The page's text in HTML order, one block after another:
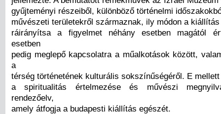
gyűjteményi részeiből, különböző történelmi
művészeti területekről származnak, ily módon a
ráirányítsa a figyelmet néhány esetben magától
esetben
pedig meglepő kapcsolatra a műalkotások között,
a
térség történetének kulturális sokszínűségéről. E
a spiritualitás értelmezése és művészi
rendezőelv,
amely átfogja a budapesti kiállítás egészét.